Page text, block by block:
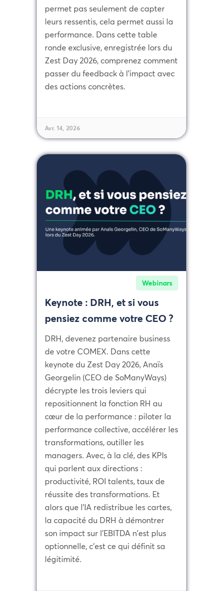
permet pas seulement de capter
leurs ressentis, cela permet aussi la
performance. Dans cette table
ronde exclusive, enregistrée lors du
Zest Day 2026, comprenez comment
passer du feedback à l'impact avec
des actions concrètes.
Avr. 14, 2026
Webinars
Keynote : DRH, et si vous
pensiez comme votre CEO ?
DRH, devenez partenaire business
de votre COMEX. Dans cette
keynote du Zest Day 2026, Anaïs
Georgelin (CEO de SoManyWays)
décrypte les trois leviers qui
repositionnent la fonction RH au
cœur de la performance : piloter la
performance collective, accélérer les
transformations, outiller les
managers. Avec, à la clé, des KPIs
qui parlent aux directions :
productivité, ROI talents, taux de
réussite des transformations. Et
alors que l'IA redistribue les cartes,
la capacité du DRH à démontrer
son impact sur l'EBITDA n'est plus
optionnelle, c'est ce qui définit sa
légitimité.